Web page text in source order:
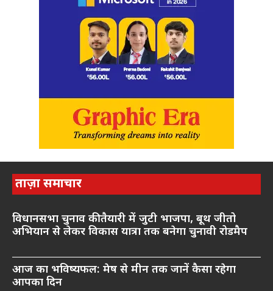
ताज़ा समाचार
विधानसभा चुनाव की तैयारी में जुटी भाजपा, बूथ जीतो
अभियान से लेकर विकास यात्रा तक बनेगा चुनावी रोडमैप
आज का भविष्यफल: मेष से मीन तक जानें कैसा रहेगा
आपका दिन